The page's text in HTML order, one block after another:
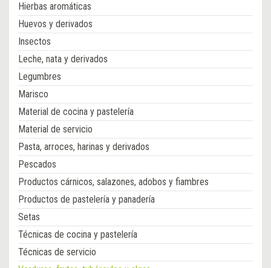
Hierbas aromáticas
Huevos y derivados
Insectos
Leche, nata y derivados
Legumbres
Marisco
Material de cocina y pastelería
Material de servicio
Pasta, arroces, harinas y derivados
Pescados
Productos cárnicos, salazones, adobos y fiambres
Productos de pastelería y panadería
Setas
Técnicas de cocina y pastelería
Técnicas de servicio